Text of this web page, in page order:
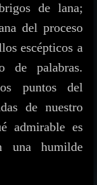
de lana;
del proceso
escépticos a
de palabras.
puntos del
de nuestro
admirable es
una humilde